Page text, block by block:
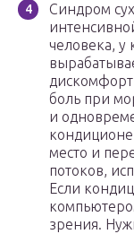
Синдром
человека, у
дискомфорт
боль при
и
место и
потоков,
Если
зрения.